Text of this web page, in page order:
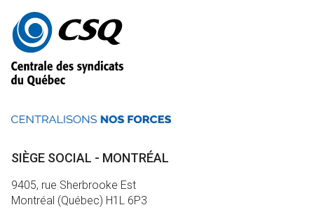
Autres
informations
SIÈGE SOCIAL - MONTRÉAL
9405, rue Sherbrooke Est
Montréal (Québec) H1L 6P3